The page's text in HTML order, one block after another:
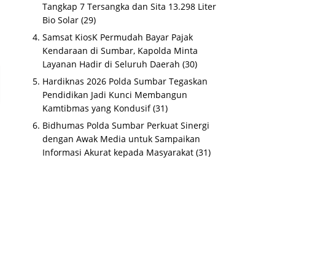
Tangkap 7 Tersangka dan Sita 13.298 Liter
Bio Solar (29)
Samsat KiosK Permudah Bayar Pajak
Kendaraan di Sumbar, Kapolda Minta
Layanan Hadir di Seluruh Daerah (30)
Hardiknas 2026 Polda Sumbar Tegaskan
Pendidikan Jadi Kunci Membangun
Kamtibmas yang Kondusif (31)
Bidhumas Polda Sumbar Perkuat Sinergi
dengan Awak Media untuk Sampaikan
Informasi Akurat kepada Masyarakat (31)